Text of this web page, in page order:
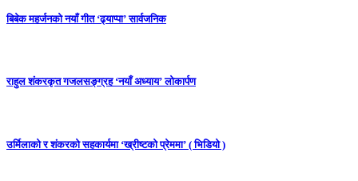
बिबेक महर्जनको नयाँ गीत ‘ढ्याप्पा’ सार्वजनिक
राहुल शंकरकृत गजलसङ्ग्रह ‘नयाँ अध्याय’ लोकार्पण
उर्मिलाको र शंकरको सहकार्यमा ‘ख्रीष्टको प्रेममा’ ( भिडियो )